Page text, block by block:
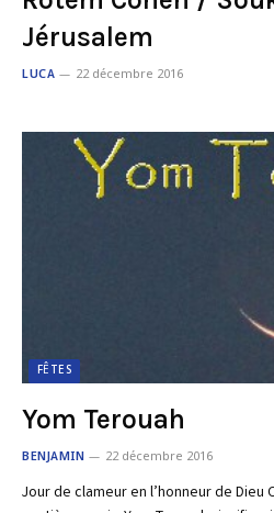
Jérusalem
LUCA 22 décembre 2016
FÊTES
Yom Terouah
BENJAMIN 22 décembre 2016
Jour de clameur en l’honneur de Dieu